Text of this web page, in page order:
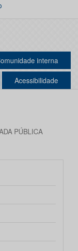
interna
Acessibilidade
PÚBLICA